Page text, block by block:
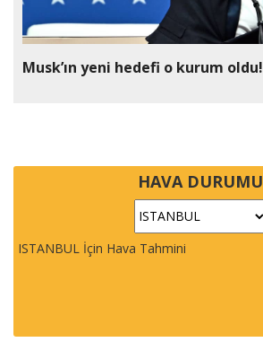
Musk’ın yeni hedefi o kurum oldu!
HAVA DURUMU
ISTANBUL İçin Hava Tahmini